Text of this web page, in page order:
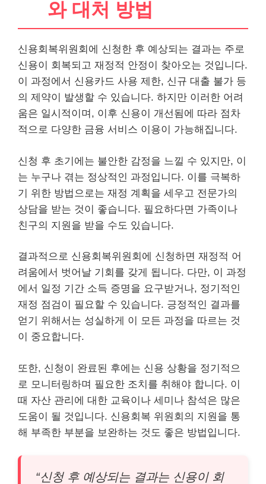
와 대처 방법
신용회복위원회에 신청한 후 예상되는 결과는 주로
신용이 회복되고 재정적 안정이 찾아오는 것입니다.
이 과정에서 신용카드 사용 제한, 신규 대출 불가 등
의 제약이 발생할 수 있습니다. 하지만 이러한 어려
움은 일시적이며, 이후 신용이 개선됨에 따라 점차
적으로 다양한 금융 서비스 이용이 가능해집니다.
신청 후 초기에는 불안한 감정을 느낄 수 있지만, 이
는 누구나 겪는 정상적인 과정입니다. 이를 극복하
기 위한 방법으로는 재정 계획을 세우고 전문가의
상담을 받는 것이 좋습니다. 필요하다면 가족이나
친구의 지원을 받을 수도 있습니다.
결과적으로 신용회복위원회에 신청하면 재정적 어
려움에서 벗어날 기회를 갖게 됩니다. 다만, 이 과정
에서 일정 기간 소득 증명을 요구받거나, 정기적인
재정 점검이 필요할 수 있습니다. 긍정적인 결과를
얻기 위해서는 성실하게 이 모든 과정을 따르는 것
이 중요합니다.
또한, 신청이 완료된 후에는 신용 상황을 정기적으
로 모니터링하며 필요한 조치를 취해야 합니다. 이
때 자산 관리에 대한 교육이나 세미나 참석은 많은
도움이 될 것입니다. 신용회복 위원회의 지원을 통
해 부족한 부분을 보완하는 것도 좋은 방법입니다.
“신청 후 예상되는 결과는 신용이 회